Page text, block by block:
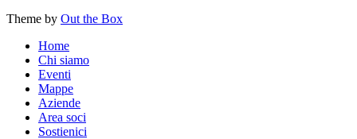
Theme by Out the Box
Home
Chi siamo
Eventi
Mappe
Aziende
Area soci
Sostienici